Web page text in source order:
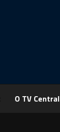
O TV Central